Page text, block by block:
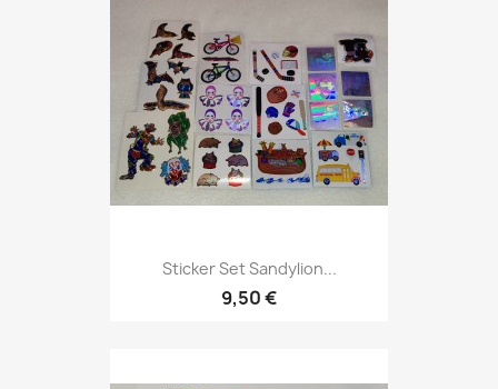
Sticker Set Sandylion...
9,50 €